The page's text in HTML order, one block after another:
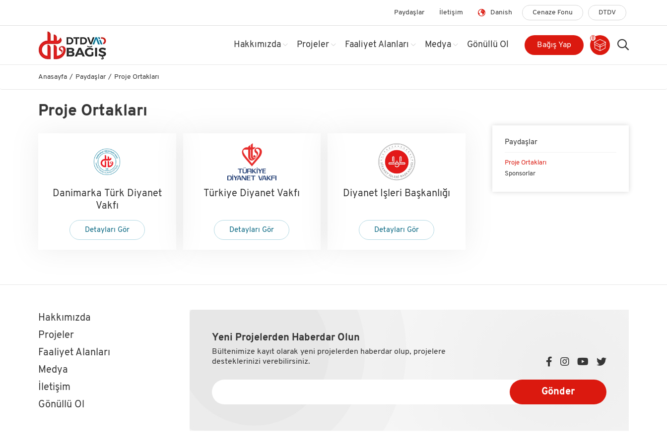
Paydaşlar İletişim Danish Cenaze Fonu DTDV
Hakkımızda Projeler Faaliyet Alanları Medya Gönüllü Ol Bağış Yap
0
Anasayfa Paydaşlar Proje Ortakları
Proje Ortakları
Danimarka Türk Diyanet
Vakfı
Detayları Gör
Türkiye Diyanet Vakfı
Detayları Gör
Diyanet İşleri Başkanlığı
Detayları Gör
Paydaşlar
Proje Ortakları
Sponsorlar
Hakkımızda
Projeler
Faaliyet Alanları
Medya
İletişim
Gönüllü Ol
Yeni Projelerden Haberdar Olun
Bültenimize kayıt olarak yeni projelerden haberdar olup, projelere
desteklerinizi verebilirsiniz.
Gönder